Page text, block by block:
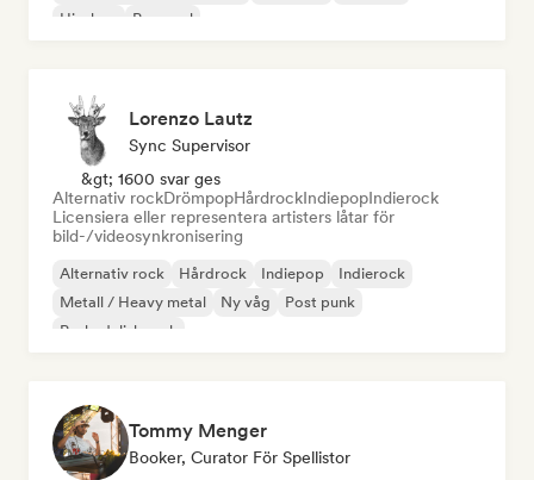
Hip-hop
Pop soul
Lorenzo Lautz
Sync Supervisor
&gt; 1600 svar ges
Alternativ rockDrömpopHårdrockIndiepopIndierock
Licensiera eller representera artisters låtar för
bild-/videosynkronisering
Alternativ rock Hårdrock Indiepop
Indierock
Metall / Heavy metal
Ny våg
Post punk
Psykedelisk rock
Tommy Menger
Booker, Curator För Spellistor